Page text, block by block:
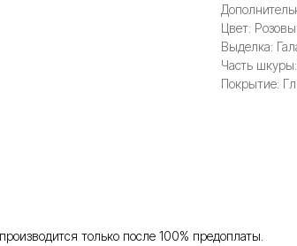
Цвет:
Выделка:
Часть
Покрытие:
только после 100% предоплаты.